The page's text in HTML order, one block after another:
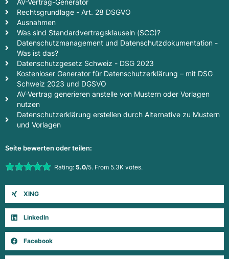
AV-Vertrag-Generator
Rechtsgrundlage - Art. 28 DSGVO
Ausnahmen
Was sind Standardvertragsklauseln (SCC)?
Datenschutzmanagement und Datenschutzdokumentation -
Was ist das?
Datenschutzgesetz Schweiz - DSG 2023
Kostenloser Generator für Datenschutzerklärung – mit DSG
Schweiz 2023 und DGSVO
AV-Vertrag generieren anstelle von Mustern oder Vorlagen
nutzen
Datenschutzerklärung erstellen durch Alternative zu Mustern
und Vorlagen
Seite bewerten oder teilen:
Rate this item:Rating: 5.0/5. From 5.3K votes.
XING
LinkedIn
Facebook